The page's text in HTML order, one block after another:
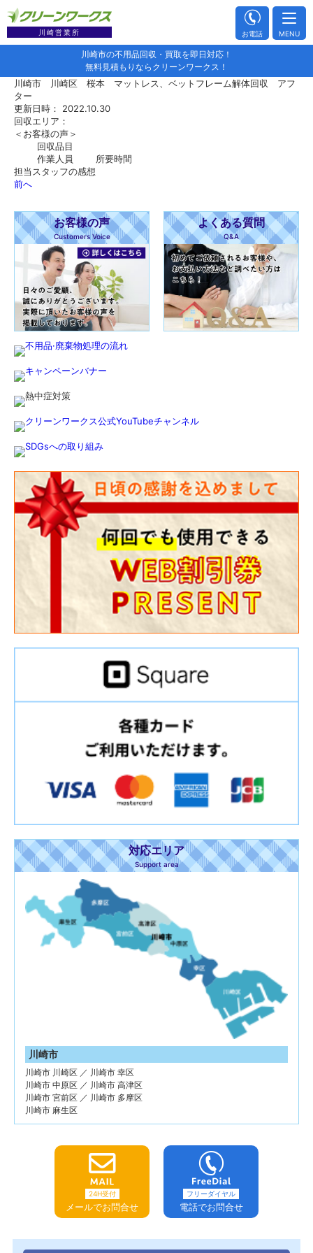
川崎市の不用品回収・買取を即日対応！
無料見積もりならクリーンワークス！
川崎営業所 お電話 MENU
川崎市 川崎区 桜本 マットレス、ベットフレーム解体回収 アフ
ター
更新日時： 2022.10.30
回収エリア：
＜お客様の声＞
回収品目
作業人員
所要時間
担当スタッフの感想
前へ
お客様の声
Customers Voice
よくある質問
Q&A
対応エリア
Support area
川崎市
川崎市 川崎区 ／ 川崎市 幸区
川崎市 中原区 ／ 川崎市 高津区
川崎市 宮前区 ／ 川崎市 多摩区
川崎市 麻生区
24H受付
メールでお問合せ
フリーダイヤル
電話でお問合せ